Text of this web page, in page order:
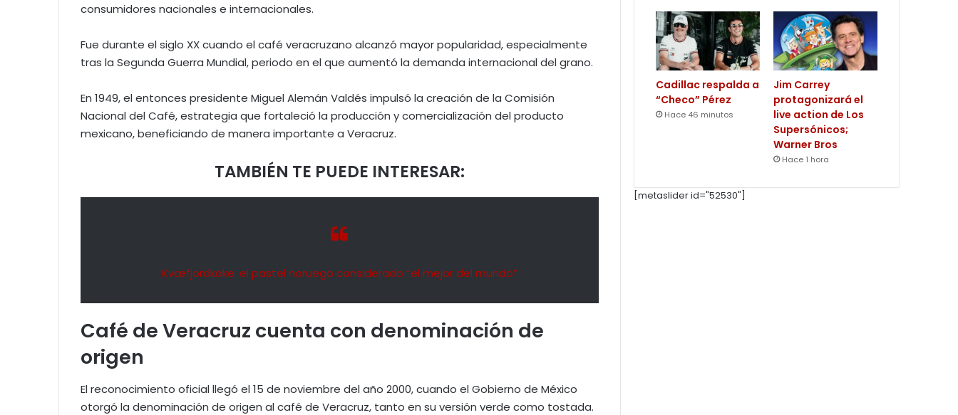
consumidores nacionales e internacionales.
Fue durante el siglo XX cuando el café veracruzano alcanzó mayor popularidad, especialmente
tras la Segunda Guerra Mundial, periodo en el que aumentó la demanda internacional del grano.
En 1949, el entonces presidente Miguel Alemán Valdés impulsó la creación de la Comisión
Nacional del Café, estrategia que fortaleció la producción y comercialización del producto
mexicano, beneficiando de manera importante a Veracruz.
TAMBIÉN TE PUEDE INTERESAR:
Kvæfjordkake: el pastel noruego considerado “el mejor del mundo”
Café de Veracruz cuenta con denominación de
origen
El reconocimiento oficial llegó el 15 de noviembre del año 2000, cuando el Gobierno de México
otorgó la denominación de origen al café de Veracruz, tanto en su versión verde como tostada.
Cadillac respalda a
“Checo” Pérez
Hace 46 minutos
Jim Carrey
protagonizará el
live action de Los
Supersónicos;
Warner Bros
Hace 1 hora
[metaslider id="52530"]